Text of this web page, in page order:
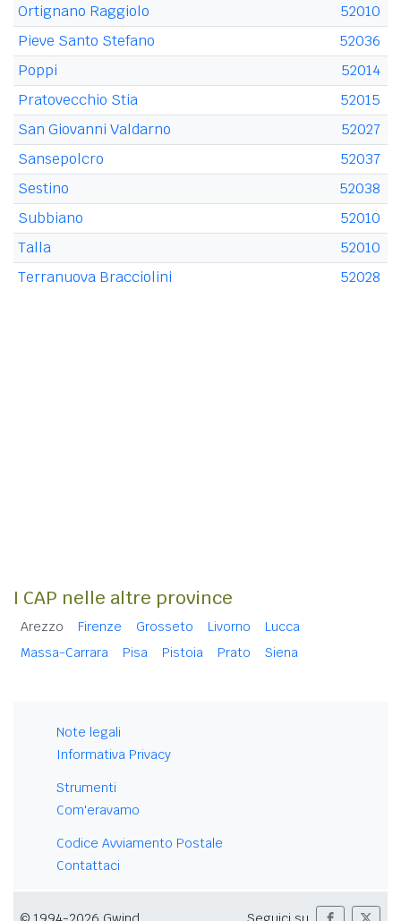
Ortignano Raggiolo
52010
Pieve Santo Stefano
52036
Poppi
52014
Pratovecchio Stia
52015
San Giovanni Valdarno
52027
Sansepolcro
52037
Sestino
52038
Subbiano
52010
Talla
52010
Terranuova Bracciolini
52028
I CAP nelle altre province
Arezzo Firenze Grosseto Livorno
Lucca
Massa-Carrara
Pisa Pistoia Prato Siena
Note legali
Informativa Privacy
Strumenti
Com'eravamo
Codice Avviamento Postale
Contattaci